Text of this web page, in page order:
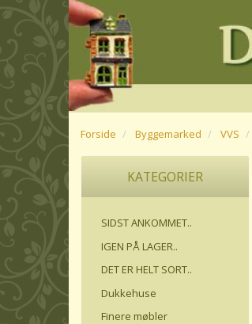
Forside Byggemarked VVS
KATEGORIER
SIDST ANKOMMET..
IGEN PÅ LAGER..
DET ER HELT SORT..
Dukkehuse
Finere møbler